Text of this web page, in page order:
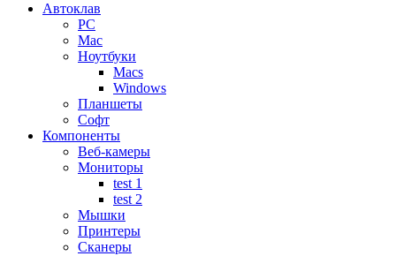
Автоклав
PC
Mac
Ноутбуки
Macs
Windows
Планшеты
Софт
Компоненты
Веб-камеры
Мониторы
test 1
test 2
Мышки
Принтеры
Сканеры